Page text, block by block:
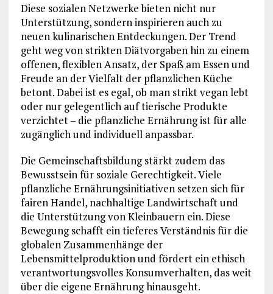
Diese sozialen Netzwerke bieten nicht nur
Unterstützung, sondern inspirieren auch zu
neuen kulinarischen Entdeckungen. Der Trend
geht weg von strikten Diätvorgaben hin zu einem
offenen, flexiblen Ansatz, der Spaß am Essen und
Freude an der Vielfalt der pflanzlichen Küche
betont. Dabei ist es egal, ob man strikt vegan lebt
oder nur gelegentlich auf tierische Produkte
verzichtet – die pflanzliche Ernährung ist für alle
zugänglich und individuell anpassbar.
Die Gemeinschaftsbildung stärkt zudem das
Bewusstsein für soziale Gerechtigkeit. Viele
pflanzliche Ernährungsinitiativen setzen sich für
fairen Handel, nachhaltige Landwirtschaft und
die Unterstützung von Kleinbauern ein. Diese
Bewegung schafft ein tieferes Verständnis für die
globalen Zusammenhänge der
Lebensmittelproduktion und fördert ein ethisch
verantwortungsvolles Konsumverhalten, das weit
über die eigene Ernährung hinausgeht.